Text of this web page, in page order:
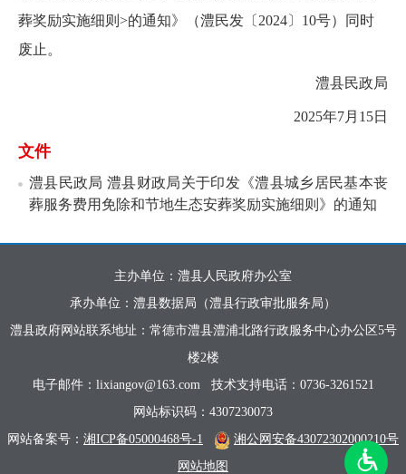
葬奖励实施细则>的通知》（澧民发〔2024〕10号）同时
废止。
澧县民政局
2025年7月15日
文件
澧县民政局 澧县财政局关于印发《澧县城乡居民基本丧
葬服务费用免除和节地生态安葬奖励实施细则》的通知
主办单位：澧县人民政府办公室
承办单位：澧县数据局（澧县行政审批服务局）
澧县政府网站联系地址：常德市澧县澧浦北路行政服务中心办公区5号
楼2楼
电子邮件：lixiangov@163.com
技术支持电话：0736-3261521
网站标识码：4307230073
网站备案号： 湘ICP备05000468号-1
湘公网安备43072302000210号
网站地图